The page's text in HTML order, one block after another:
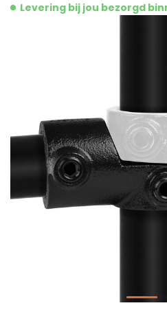
Levering bij jou bezorgd